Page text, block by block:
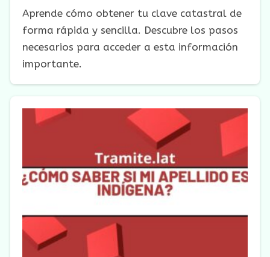
Aprende cómo obtener tu clave catastral de
forma rápida y sencilla. Descubre los pasos
necesarios para acceder a esta información
importante.